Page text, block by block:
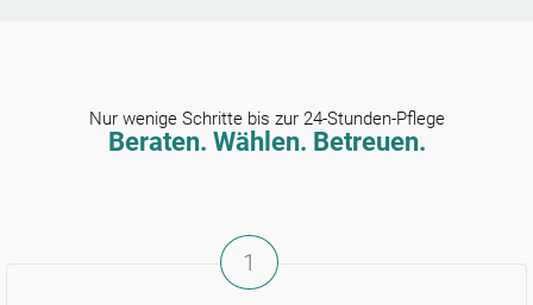
Nur wenige Schritte bis zur 24-Stunden-Pflege
Beraten. Wählen. Betreuen.
1